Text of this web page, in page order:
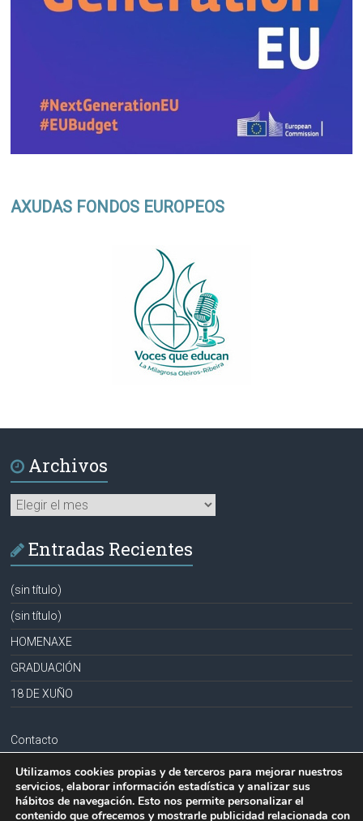
AXUDAS FONDOS EUROPEOS
Archivos
Archivos
Entradas Recientes
(sin título)
(sin título)
HOMENAXE
GRADUACIÓN
18 DE XUÑO
Contacto
Aviso legal
Política de privacidad
Política de cookies
Utilizamos cookies propias y de terceros para mejorar nuestros
servicios, elaborar información estadística y analizar sus
hábitos de navegación. Esto nos permite personalizar el
contenido que ofrecemos y mostrarle publicidad relacionada con